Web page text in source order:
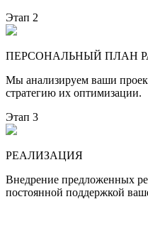
Этап 2
ПЕРСОНАЛЬНЫЙ ПЛАН
Мы анализируем ваши
стратегию их оптимизации.
Этап 3
РЕАЛИЗАЦИЯ
Внедрение предложенных
постоянной поддержкой